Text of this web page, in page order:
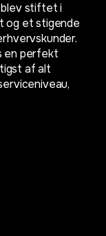
blev stiftet i
og et stigende
en perfekt
af alt